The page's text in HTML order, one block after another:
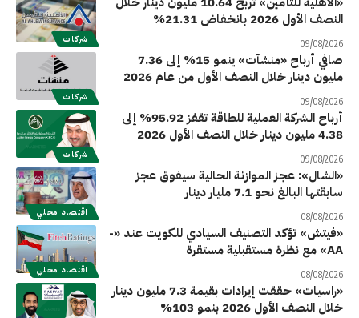
شركات
النصف الأول 2026 بانخفاض 21.31%
09/08/2026
شركات
صافي أرباح «منشآت» ينمو 15% إلى 7.36
مليون دينار خلال النصف الأول من عام 2026
09/08/2026
شركات
أرباح الشركة العملية للطاقة تقفز 95.92% إلى
4.38 مليون دينار خلال النصف الأول 2026
09/08/2026
اقتصاد محلي
«الشال»: عجز الموازنة الحالية سيفوق عجز
سابقتها البالغ نحو 7.1 مليار دينار
08/08/2026
اقتصاد محلي
«فيتش» تؤكد التصنيف السيادي للكويت عند «-
AA» مع نظرة مستقبلية مستقرة
08/08/2026
«راسيات» حققت إيرادات بقيمة 7.3 مليون دينار
خلال النصف الأول 2026 بنمو 103%